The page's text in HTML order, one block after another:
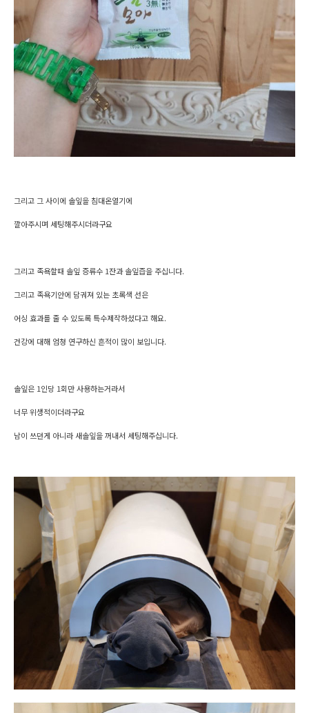
그리고 그 사이에 솔잎을 침대온열기에
깔아주시며 세팅해주시더라구요
그리고 족욕할때 솔잎 증류수 1잔과 솔잎즙을 주십니다.
그리고 족욕기안에 담궈져 있는 초록색 선은
어싱 효과를 줄 수 있도록 특수제작하셨다고 해요.
건강에 대해 엄청 연구하신 흔적이 많이 보입니다.
솔잎은 1인당 1회만 사용하는거라서
너무 위생적이더라구요
남이 쓰던게 아니라 새솔잎을 꺼내서 세팅해주십니다.